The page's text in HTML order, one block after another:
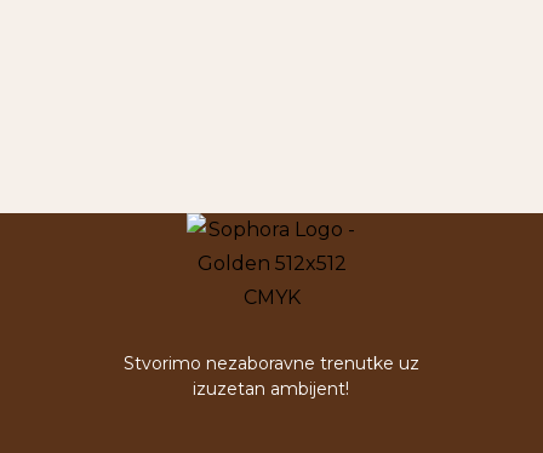
Stvorimo nezaboravne trenutke uz
izuzetan ambijent!